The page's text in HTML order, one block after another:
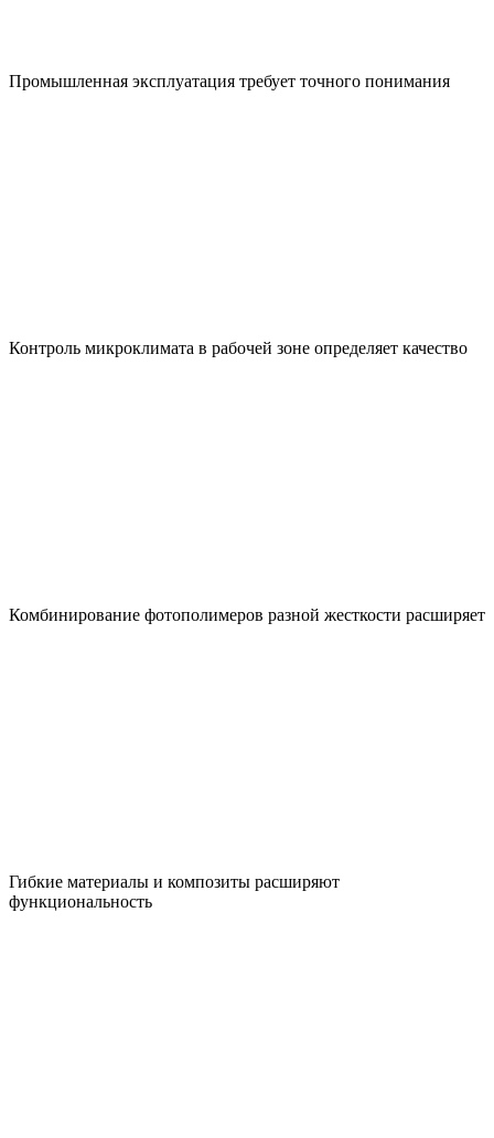
Промышленная эксплуатация требует точного понимания
Контроль микроклимата в рабочей зоне определяет качество
Комбинирование фотополимеров разной жесткости расширяет
Гибкие материалы и композиты расширяют
функциональность